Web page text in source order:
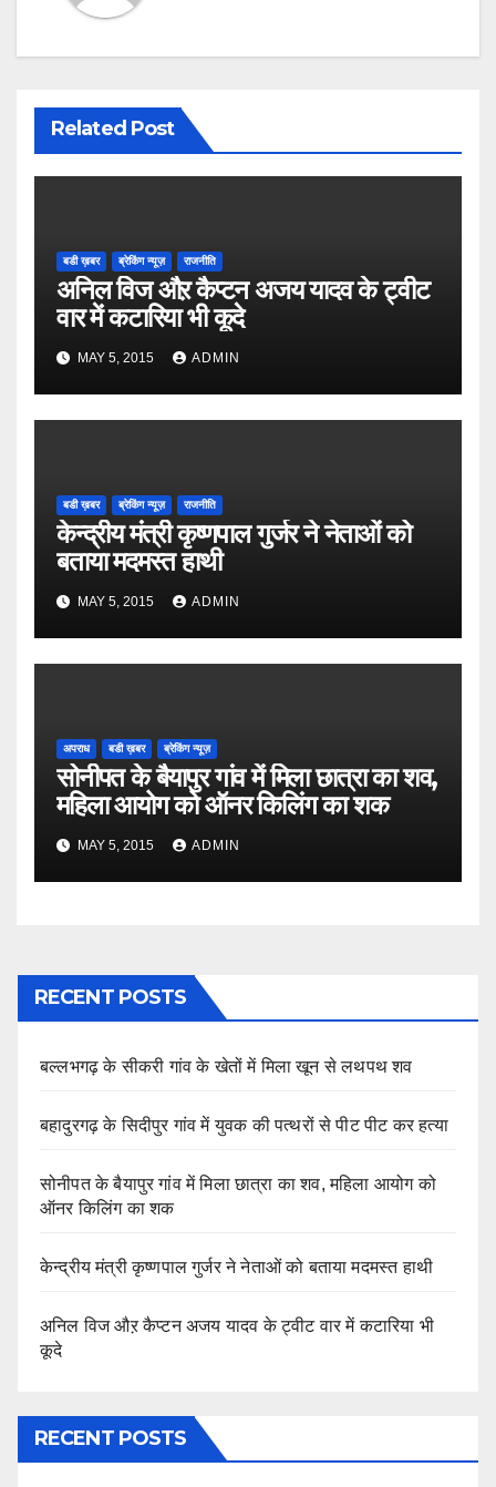
Related Post
बडी ख़बर ब्रेकिंग न्यूज़ राजनीति
अनिल विज औऱ कैप्टन अजय यादव के ट्वीट
वार में कटारिया भी कूदे
MAY 5, 2015 ADMIN
बडी ख़बर ब्रेकिंग न्यूज़ राजनीति
केन्द्रीय मंत्री कृष्णपाल गुर्जर ने नेताओं को
बताया मदमस्त हाथी
MAY 5, 2015 ADMIN
अपराध बडी ख़बर ब्रेकिंग न्यूज़
सोनीपत के बैयापुर गांव में मिला छात्रा का शव,
महिला आयोग को ऑनर किलिंग का शक
MAY 5, 2015 ADMIN
RECENT POSTS
बल्लभगढ़ के सीकरी गांव के खेतों में मिला खून से लथपथ शव
बहादुरगढ़ के सिदीपुर गांव में युवक की पत्थरों से पीट पीट कर हत्या
सोनीपत के बैयापुर गांव में मिला छात्रा का शव, महिला आयोग को
ऑनर किलिंग का शक
केन्द्रीय मंत्री कृष्णपाल गुर्जर ने नेताओं को बताया मदमस्त हाथी
अनिल विज औऱ कैप्टन अजय यादव के ट्वीट वार में कटारिया भी
कूदे
RECENT POSTS